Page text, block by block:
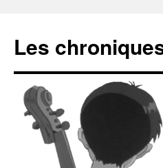
Les